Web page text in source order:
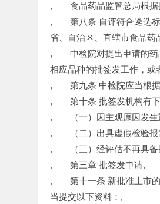
,　　食品药品监管总局根
,　　第八条 自评符合遴选
省、自治区、直辖市食品药
,　　中检院对提出申请的
相应品种的批签发工作，或
,　　第九条 中检院应当根
,　　第十条 批签发机构有
,　　（一）因主观原因发
,　　（二）出具虚假检验报
,　　（三）经评估不再具
,　　第三章 批签发申请,
,　　第十一条 新批准上市
当提交以下资料：,